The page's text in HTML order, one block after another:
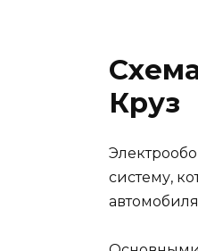
Круз
систему,